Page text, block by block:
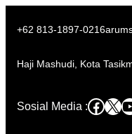
+62 813-1897-0216
Haji Mashudi, Kota
Sosial Media : X